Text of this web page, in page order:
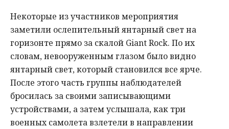
Некоторые из участников мероприятия
заметили ослепительный янтарный свет на
горизонте прямо за скалой Giant Rock. По их
словам, невооруженным глазом было видно
янтарный свет, который становился все ярче.
После этого часть группы наблюдателей
бросилась за своими записывающими
устройствами, а затем услышала, как три
военных самолета взлетели в направлении